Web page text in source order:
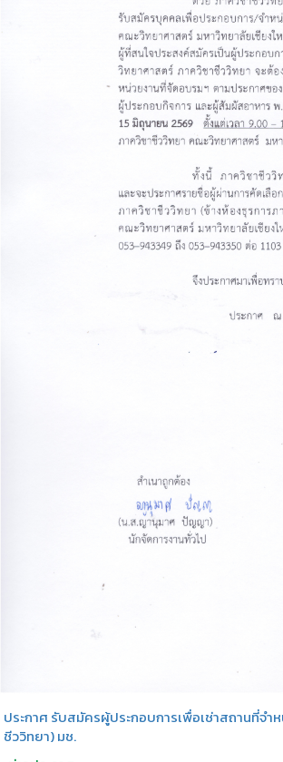
ประกาศ รับสมัครผู้ประกอบการเพื่อเช่าสถานที่จ
ชีววิทยา) มช.